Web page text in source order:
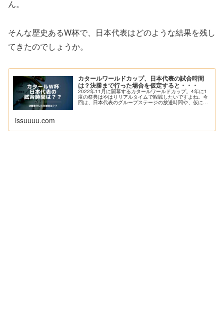
ん。
そんな歴史あるW杯で、日本代表はどのような結果を残し
てきたのでしょうか。
カタールワールドカップ、日本代表の試合時間
は？決勝まで行った場合を仮定すると・・・
2022年11月に開幕するカタールワールドカップ。4年に1
度の祭典はやはりリアルタイムで観戦したいですよね。今
回は、日本代表のグループステージの放送時間や、仮に決
issuuuu.com